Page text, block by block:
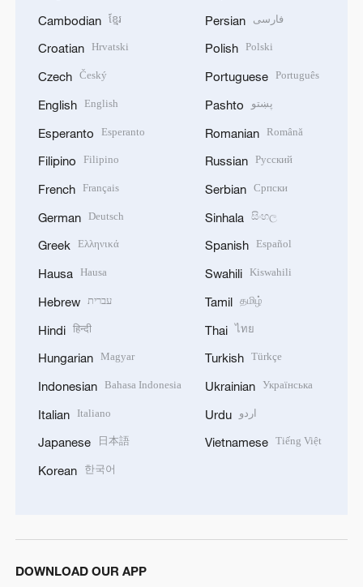
Cambodian ខ្មែរ
Croatian Hrvatski
Czech Český
English English
Esperanto Esperanto
Filipino Filipino
French Français
German Deutsch
Greek Ελληνικά
Hausa Hausa
Hebrew עברית
Hindi हिन्दी
Hungarian Magyar
Indonesian Bahasa Indonesia
Italian Italiano
Japanese 日本語
Korean 한국어
Persian فارسی
Polish Polski
Portuguese Português
Pashto پښتو
Romanian Română
Russian Русский
Serbian Српски
Sinhala සිංහල
Spanish Español
Swahili Kiswahili
Tamil தமிழ்
Thai ไทย
Turkish Türkçe
Ukrainian Українська
Urdu اردو
Vietnamese Tiếng Việt
DOWNLOAD OUR APP